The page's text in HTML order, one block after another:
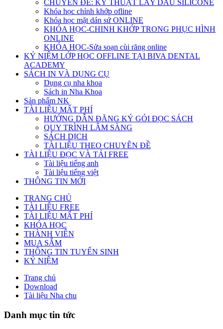
CHUYÊN ĐỀ: KỸ THUẬT LẤY DẤU SILICONE
Khóa học chỉnh khớp ofline
Khóa học mặt dán sứ ONLINE
KHÓA HỌC-CHINH KHỚP TRONG PHỤC HÌNH
ONLINE
KHÓA HỌC-Sửa soạn cùi răng online
KỶ NIỆM LỚP HỌC OFFLINE TẠI BIVA DENTAL
ACADEMY
SÁCH IN VÀ DỤNG CỤ
Dụng cụ nha khoa
Sách in Nha Khoa
Sản phẩm NK
TÀI LIỆU MẤT PHÍ
HƯỚNG DẪN ĐĂNG KÝ GÓI ĐỌC SÁCH
QUY TRÌNH LÂM SÀNG
SÁCH DỊCH
TÀI LIỆU THEO CHUYÊN ĐỀ
TÀI LIỆU ĐỌC VÀ TẢI FREE
Tài liệu tiếng anh
Tài liệu tiếng việt
THÔNG TIN MỚI
TRANG CHỦ
TÀI LIỆU FREE
TÀI LIỆU MẤT PHÍ
KHÓA HỌC
THÀNH VIÊN
MUA SẮM
THÔNG TIN TUYỂN SINH
KỶ NIỆM
Trang chủ
Download
Tài liệu Nha chu
Danh mục tin tức